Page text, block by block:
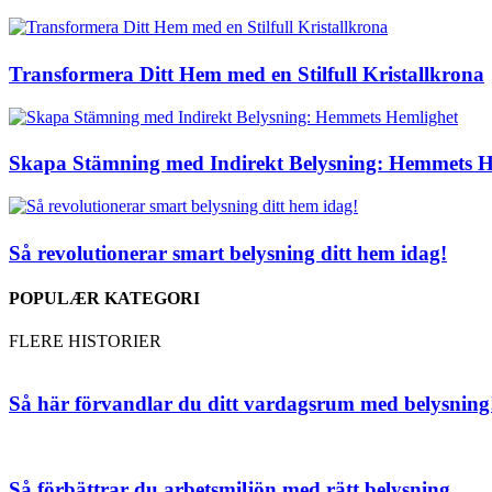
Transformera Ditt Hem med en Stilfull Kristallkrona
Skapa Stämning med Indirekt Belysning: Hemmets
Så revolutionerar smart belysning ditt hem idag!
POPULÆR KATEGORI
FLERE HISTORIER
Så här förvandlar du ditt vardagsrum med